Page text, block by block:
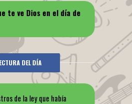
te ve Dios en el día de
DEL DÍA
de la ley que había